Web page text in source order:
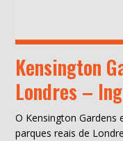
Kensington
Londres –
O Kensington Gardens
parques reais de